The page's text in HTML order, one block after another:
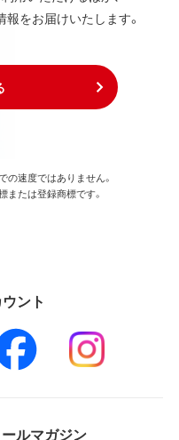
をお届けいたします。
速度ではありません。
たは登録商標です。
ント
ルマガジン